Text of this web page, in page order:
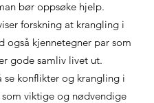
bør oppsøke hjelp.
forskning at krangling i
også kjennetegner par som
gode samliv livet ut.
se konflikter og krangling i
viktige og nødvendige